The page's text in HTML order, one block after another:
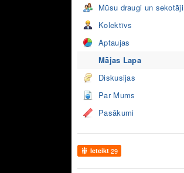
Mūsu draugi un sekotāji
Kolektīvs
Aptaujas
Mājas Lapa
Diskusijas
Par Mums
Pasākumi
Ieteikt 29